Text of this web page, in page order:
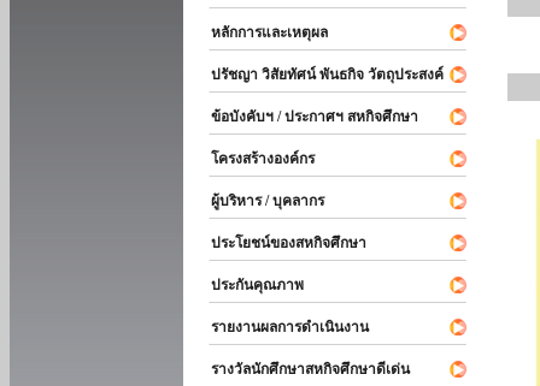
หลักการและเหตุผล
ปรัชญา วิสัยทัศน์ พันธกิจ วัตถุประสงค์
ข้อบังคับฯ / ประกาศฯ สหกิจศึกษา
โครงสร้างองค์กร
ผู้บริหาร / บุคลากร
ประโยชน์ของสหกิจศึกษา
ประกันคุณภาพ
รายงานผลการดำเนินงาน
รางวัลนักศึกษาสหกิจศึกษาดีเด่น